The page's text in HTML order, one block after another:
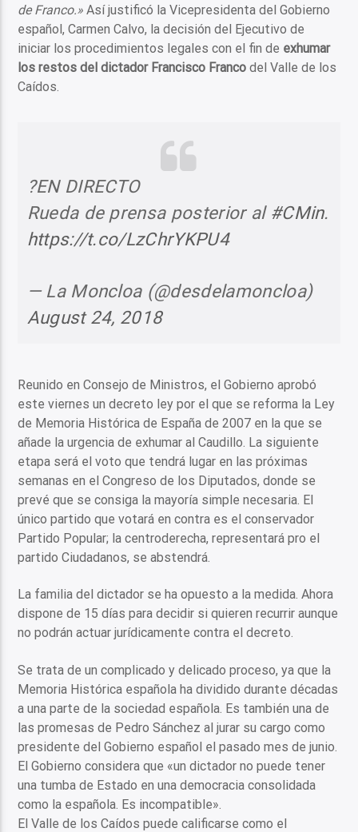
de Franco.»Así justificó la Vicepresidenta del Gobierno
español, Carmen Calvo, la decisión del Ejecutivo de
iniciar los procedimientos legales con el fin de exhumar
los restos del dictador Francisco Francodel Valle de los
Caídos.
?EN DIRECTO
Rueda de prensa posterior al #CMin.
https://t.co/LzChrYKPU4
— La Moncloa (@desdelamoncloa)
August 24, 2018
Reunido en Consejo de Ministros, el Gobierno aprobó
este viernes un decreto ley por el que se reforma la Ley
de Memoria Histórica de España de 2007 en la que se
añade la urgencia de exhumar al Caudillo. La siguiente
etapa será el voto que tendrá lugar en las próximas
semanas en el Congreso de los Diputados, donde se
prevé que se consiga la mayoría simple necesaria. El
único partido que votará en contra es el conservador
Partido Popular; la centroderecha, representará pro el
partido Ciudadanos, se abstendrá.
La familia del dictador se ha opuesto a la medida. Ahora
dispone de 15 días para decidir si quieren recurrir aunque
no podrán actuar jurídicamente contra el decreto.
Se trata de un complicado y delicado proceso, ya que la
Memoria Histórica española ha dividido durante décadas
a una parte de la sociedad española. Es también una de
las promesas de Pedro Sánchez al jurar su cargo como
presidente del Gobierno español el pasado mes de junio.
El Gobierno considera que «un dictador no puede tener
una tumba de Estado en una democracia consolidada
como la española. Es incompatible».
El Valle de los Caídos puede calificarse como el